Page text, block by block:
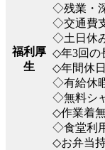
福利厚
生
◇残業・
◇交通費
◇土日休
◇年3回の
◇年間休
◇有給休
◇無料シ
◇作業着
◇食堂利
◇お弁当